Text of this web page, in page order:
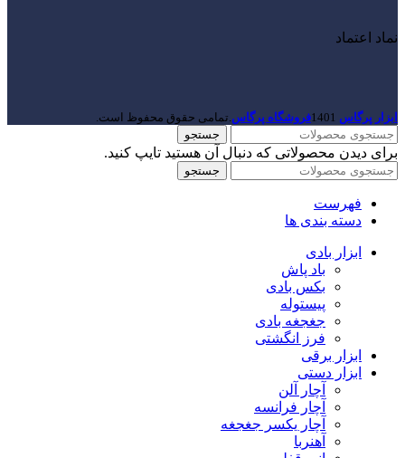
نماد اعتماد
ابزار پرگاس 1401فروشگاه پرگاس .تمامی حقوق محفوظ است.
جستجو
برای دیدن محصولاتی که دنبال آن هستید تایپ کنید.
جستجو
فهرست
دسته بندی ها
ابزار بادی
باد پاش
بکس بادی
پیستوله
جغجغه بادی
فرز انگشتی
ابزار برقی
ابزار دستی
آچار آلن
آچار فرانسه
آچار یکسر جغجغه
آهنربا